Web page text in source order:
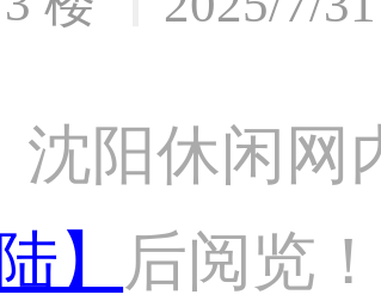
沈阳休闲网
陆】
后阅览！